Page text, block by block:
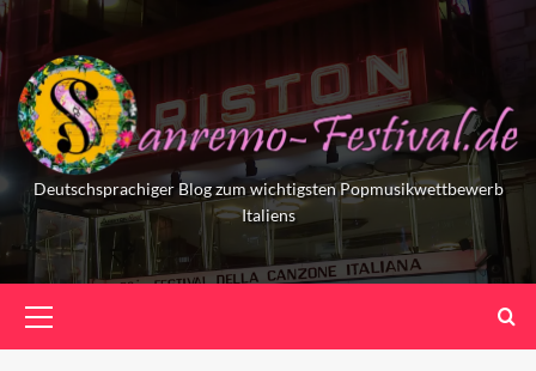
Skip
to
content
Deutschsprachiger Blog zum wichtigsten Popmusikwettbewerb
Italiens
Menu